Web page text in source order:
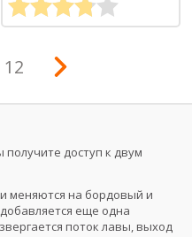
получите доступ к двум
меняются на бордовый и
еще одна
поток лавы, выход